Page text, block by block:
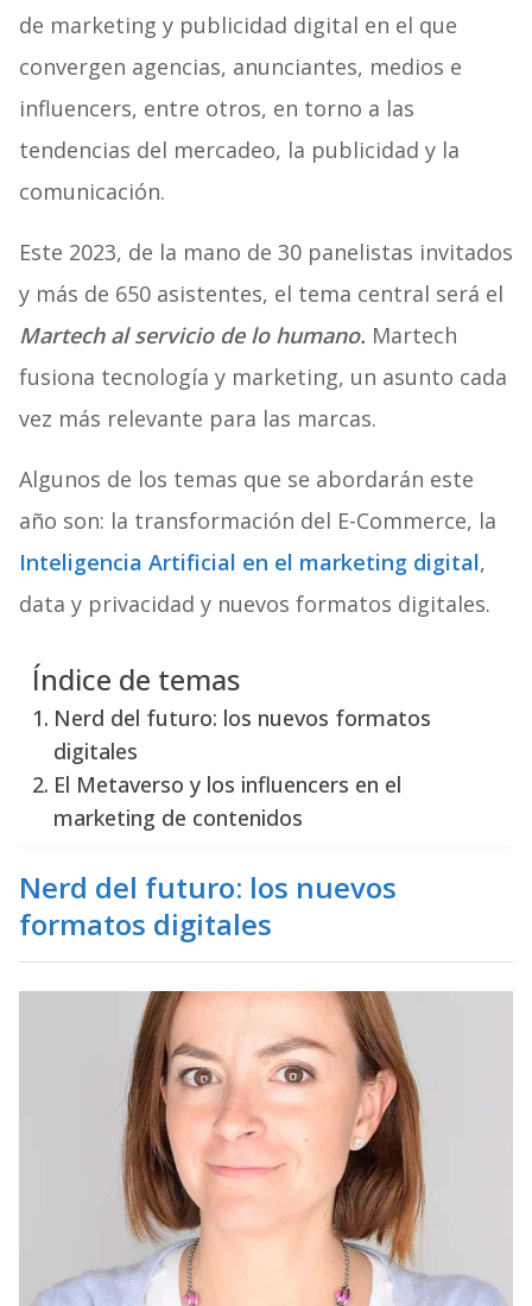
de marketing y publicidad digital en el que
convergen agencias, anunciantes, medios e
influencers, entre otros, en torno a las
tendencias del mercadeo, la publicidad y la
comunicación.
Este 2023, de la mano de 30 panelistas invitados
y más de 650 asistentes, el tema central será el
Martech al servicio de lo humano. Martech
fusiona tecnología y marketing, un asunto cada
vez más relevante para las marcas.
Algunos de los temas que se abordarán este
año son: la transformación del E-Commerce, la
Inteligencia Artificial en el marketing digital,
data y privacidad y nuevos formatos digitales.
Índice de temas
Nerd del futuro: los nuevos formatos
digitales
El Metaverso y los influencers en el
marketing de contenidos
Nerd del futuro: los nuevos
formatos digitales